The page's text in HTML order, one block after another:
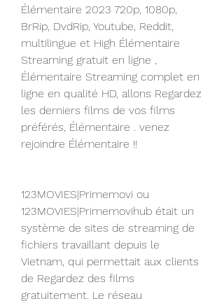
Élémentaire 2023 720p, 1080p,
BrRip, DvdRip, Youtube, Reddit,
multilingue et High Élémentaire
Streaming gratuit en ligne ,
Élémentaire Streaming complet en
ligne en qualité HD, allons Regardez
les derniers films de vos films
préférés, Élémentaire . venez
rejoindre Élémentaire !!
123MOVIES|Primemovi ou
123MOVIES|Primemovihub était un
système de sites de streaming de
fichiers travaillant depuis le
Vietnam, qui permettait aux clients
de Regardez des films
gratuitement. Le réseau